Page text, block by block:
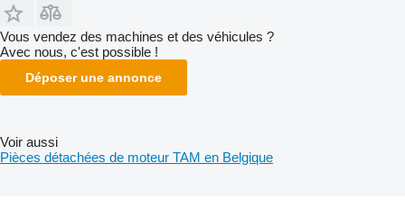
Vous vendez des machines et des véhicules ?
Avec nous, c'est possible !
Déposer une annonce
Voir aussi
Pièces détachées de moteur TAM en Belgique